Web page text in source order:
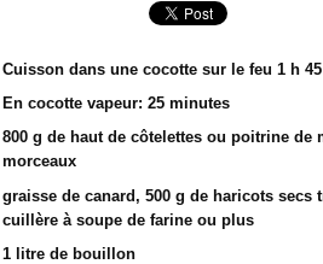
Cuisson dans une cocotte sur le feu 1 h
En cocotte vapeur: 25 minutes
800 g de haut de côtelettes ou poitrine de
morceaux
graisse de canard, 500 g de haricots secs
cuillère à soupe de farine ou plus
1 litre de bouillon